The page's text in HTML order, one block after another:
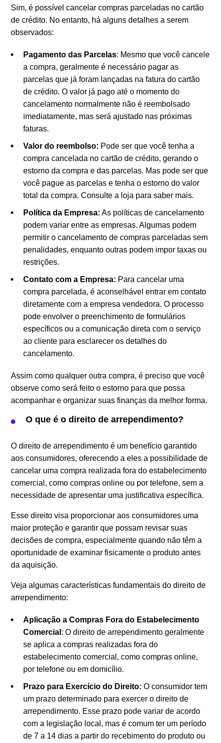
Sim, é possível cancelar compras parceladas no cartão
de crédito. No entanto, há alguns detalhes a serem
observados:
Pagamento das Parcelas: Mesmo que você cancele
a compra, geralmente é necessário pagar as
parcelas que já foram lançadas na fatura do cartão
de crédito. O valor já pago até o momento do
cancelamento normalmente não é reembolsado
imediatamente, mas será ajustado nas próximas
faturas.
Valor do reembolso: Pode ser que você tenha a
compra cancelada no cartão de crédito, gerando o
estorno da compra e das parcelas. Mas pode ser que
você pague as parcelas e tenha o estorno do valor
total da compra. Consulte a loja para saber mais.
Política da Empresa: As políticas de cancelamento
podem variar entre as empresas. Algumas podem
permitir o cancelamento de compras parceladas sem
penalidades, enquanto outras podem impor taxas ou
restrições.
Contato com a Empresa: Para cancelar uma
compra parcelada, é aconselhável entrar em contato
diretamente com a empresa vendedora. O processo
pode envolver o preenchimento de formulários
específicos ou a comunicação direta com o serviço
ao cliente para esclarecer os detalhes do
cancelamento.
Assim como qualquer outra compra, é preciso que você
observe como será feito o estorno para que possa
acompanhar e organizar suas finanças da melhor forma.
O que é o direito de arrependimento?
O direito de arrependimento é um benefício garantido
aos consumidores, oferecendo a eles a possibilidade de
cancelar uma compra realizada fora do estabelecimento
comercial, como compras online ou por telefone, sem a
necessidade de apresentar uma justificativa específica.
Esse direito visa proporcionar aos consumidores uma
maior proteção e garantir que possam revisar suas
decisões de compra, especialmente quando não têm a
oportunidade de examinar fisicamente o produto antes
da aquisição.
Veja algumas características fundamentais do direito de
arrependimento:
Aplicação a Compras Fora do Estabelecimento
Comercial : O direito de arrependimento geralmente
se aplica a compras realizadas fora do
estabelecimento comercial, como compras online,
por telefone ou em domicílio.
Prazo para Exercício do Direito: O consumidor tem
um prazo determinado para exercer o direito de
arrependimento. Esse prazo pode variar de acordo
com a legislação local, mas é comum ter um período
de 7 a 14 dias a partir do recebimento do produto ou